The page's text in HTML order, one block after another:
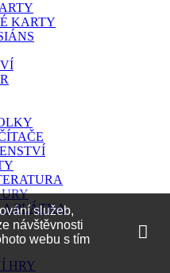
KARTY
A PLÁTNA
HRY
služeb,
návštěvnosti
webu s tím